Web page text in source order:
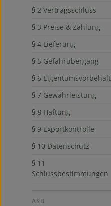
§ 2 Vertragsschluss
§ 3 Preise & Zahlung
§ 4 Lieferung
§ 5 Gefahrübergang
§ 6 Eigentumsvorbehalt
§ 7 Gewährleistung
§ 8 Haftung
§ 9 Exportkontrolle
§ 10 Datenschutz
§ 11
Schlussbestimmungen
ASB